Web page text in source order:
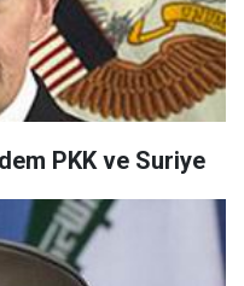
PKK ve Suriye